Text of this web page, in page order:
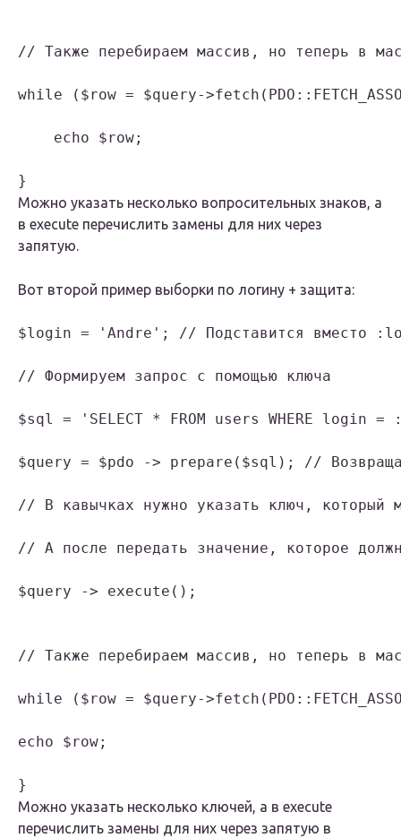
// Также перебираем массив, но теперь в
while ($row = $query-
    echo $row;
Можно указать несколько вопросительных знаков, а
в execute перечислить замены для них через
запятую.
Вот второй пример выборки по логину + защита:
$login = 'Andre'; // Подставится вместо
// Формируем запрос с помощью ключа
$sql = 'SELECT * FROM users WHERE
$query = $pdo -> prepare($sql); //
// В кавычках нужно указать ключ, который
// А после передать значение, которое
$query -> execute();
// Также перебираем массив, но теперь в
while ($row = $query-
echo $row;
}
Можно указать несколько ключей, а в execute
перечислить замены для них через запятую в